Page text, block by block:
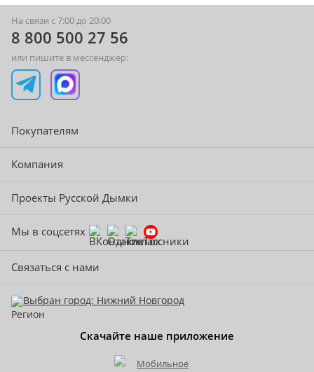
На связи с 7:00 до 20:00
8 800 500 27 56
или пишите в мессенджер:
Покупателям
Компания
Проекты Русской Дымки
Мы в соцсетях
Связаться с нами
Выбран город: Нижний Новгород
Скачайте наше приложение